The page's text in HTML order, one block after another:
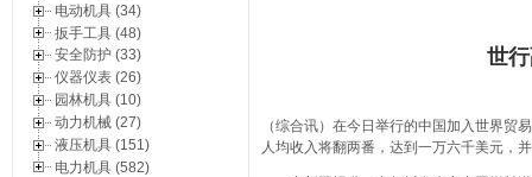
电动机具 (34)
扳手工具 (48)
安全防护 (33)
仪器仪表 (26)
园林机具 (10)
动力机械 (27)
液压机具 (151)
电力机具 (582)
世
（综合讯）在今日举行的中国加入世界
人均收入将翻两番，达到一万六千美元，